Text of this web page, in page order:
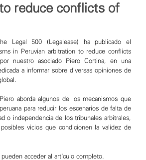
reduce conflicts of
Legal 500 (Legalease) ha publicado el
in Peruvian arbitration to reduce conflicts
nuestro asociado Piero Cortina, en una
a informar sobre diversas opiniones de
aborda algunos de los mecanismos que
para reducir los escenarios de falta de
o independencia de los tribunales arbitrales,
vicios que condicionen la validez de
acceder al artículo completo.